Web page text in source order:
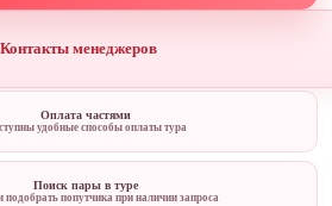
Контакты менеджеров
Оплата частями
удобные способы оплаты тура
Поиск пары в туре
подобрать попутчика при наличии запроса